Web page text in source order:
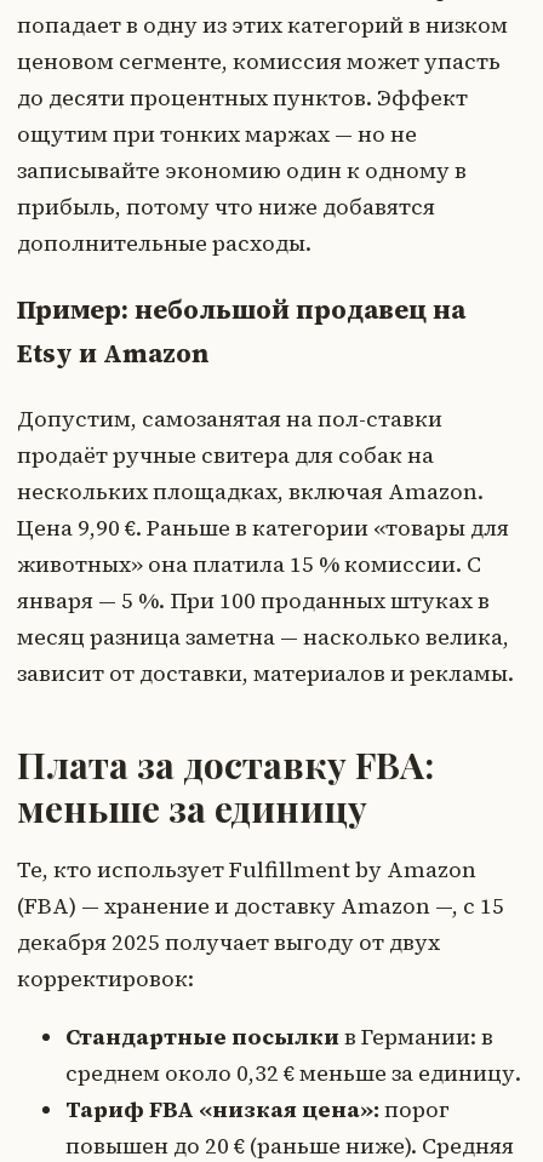
попадает в одну из этих категорий в низком
ценовом сегменте, комиссия может упасть
до десяти процентных пунктов. Эффект
ощутим при тонких маржах — но не
записывайте экономию один к одному в
прибыль, потому что ниже добавятся
дополнительные расходы.
Пример: небольшой продавец на
Etsy и Amazon
Допустим, самозанятая на пол-ставки
продаёт ручные свитера для собак на
нескольких площадках, включая Amazon.
Цена 9,90 €. Раньше в категории «товары для
животных» она платила 15 % комиссии. С
января — 5 %. При 100 проданных штуках в
месяц разница заметна — насколько велика,
зависит от доставки, материалов и рекламы.
Плата за доставку FBA:
меньше за единицу
Те, кто использует Fulfillment by Amazon
(FBA) — хранение и доставку Amazon —, с 15
декабря 2025 получает выгоду от двух
корректировок:
Стандартные посылкив Германии: в
среднем около 0,32 € меньше за единицу.
Тариф FBA «низкая цена»: порог
повышен до 20 € (раньше ниже). Средняя